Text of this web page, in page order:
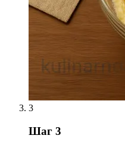
3
Шаг 3